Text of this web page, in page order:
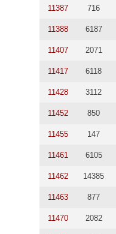
11387 716
11388 6187
11407 2071
11417 6118
11428 3112
11452 850
11455 147
11461 6105
11462 14385
11463 877
11470 2082